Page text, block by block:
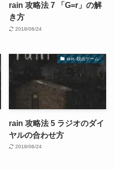
rain 攻略法 7 「G=r」の解
き方
2018/06/24
rain -脱出ゲーム-
rain 攻略法 5 ラジオのダイ
ヤルの合わせ方
2018/06/24